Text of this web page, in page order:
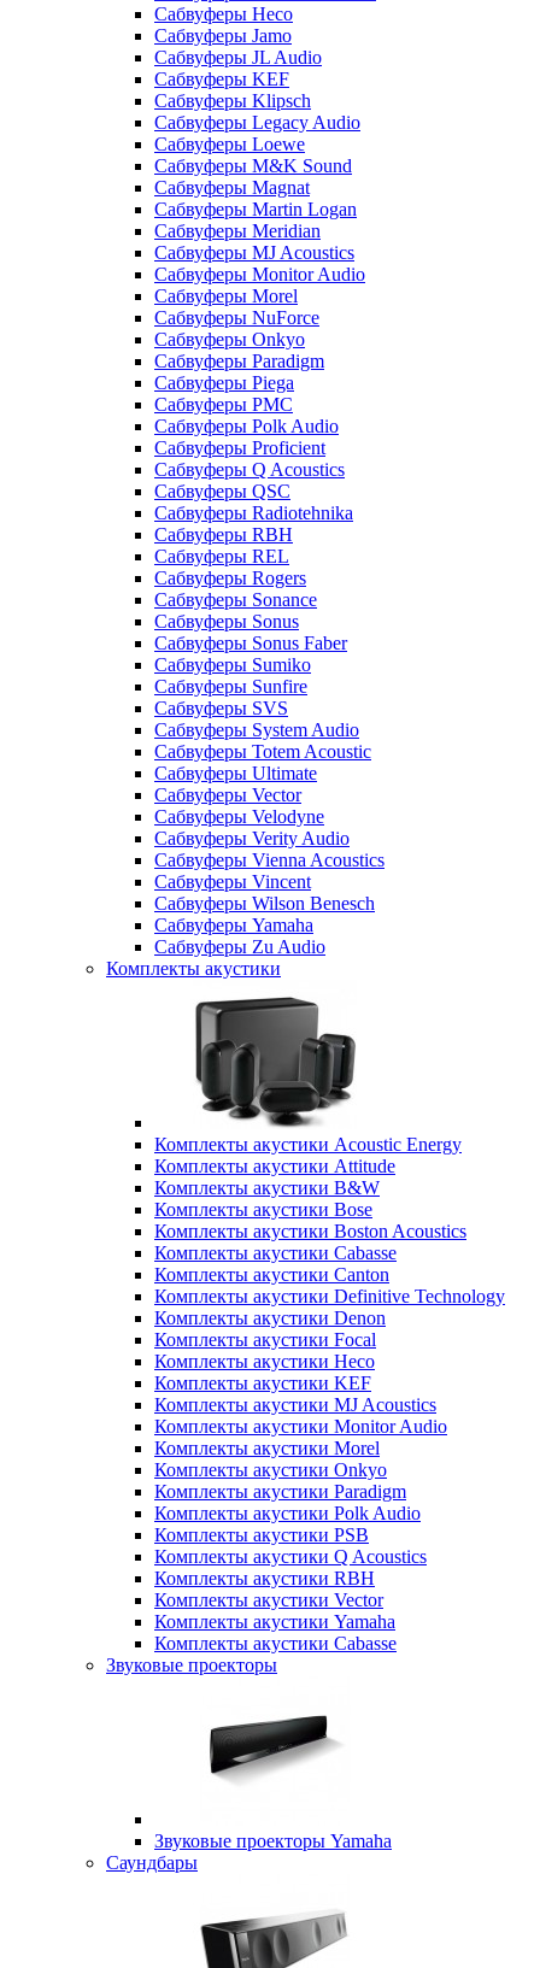
Сабвуферы Heco
Сабвуферы Jamo
Сабвуферы JL Audio
Сабвуферы KEF
Сабвуферы Klipsch
Сабвуферы Legacy Audio
Сабвуферы Loewe
Сабвуферы M&K Sound
Сабвуферы Magnat
Сабвуферы Martin Logan
Сабвуферы Meridian
Сабвуферы MJ Acoustics
Сабвуферы Monitor Audio
Сабвуферы Morel
Сабвуферы NuForce
Сабвуферы Onkyo
Сабвуферы Paradigm
Сабвуферы Piega
Сабвуферы PMC
Сабвуферы Polk Audio
Сабвуферы Proficient
Сабвуферы Q Acoustics
Сабвуферы QSC
Сабвуферы Radiotehnika
Сабвуферы RBH
Сабвуферы REL
Сабвуферы Rogers
Сабвуферы Sonance
Сабвуферы Sonus
Сабвуферы Sonus Faber
Сабвуферы Sumiko
Сабвуферы Sunfire
Сабвуферы SVS
Сабвуферы System Audio
Сабвуферы Totem Acoustic
Сабвуферы Ultimate
Сабвуферы Vector
Сабвуферы Velodyne
Сабвуферы Verity Audio
Сабвуферы Vienna Acoustics
Сабвуферы Vincent
Сабвуферы Wilson Benesch
Сабвуферы Yamaha
Сабвуферы Zu Audio
Комплекты акустики
Комплекты акустики Acoustic Energy
Комплекты акустики Attitude
Комплекты акустики B&W
Комплекты акустики Bose
Комплекты акустики Boston Acoustics
Комплекты акустики Cabasse
Комплекты акустики Canton
Комплекты акустики Definitive Technology
Комплекты акустики Denon
Комплекты акустики Focal
Комплекты акустики Heco
Комплекты акустики KEF
Комплекты акустики MJ Acoustics
Комплекты акустики Monitor Audio
Комплекты акустики Morel
Комплекты акустики Onkyo
Комплекты акустики Paradigm
Комплекты акустики Polk Audio
Комплекты акустики PSB
Комплекты акустики Q Acoustics
Комплекты акустики RBH
Комплекты акустики Vector
Комплекты акустики Yamaha
Комплекты акустики Сabasse
Звуковые проекторы
Звуковые проекторы Yamaha
Саундбары